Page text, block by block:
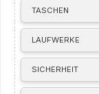
TASCHEN
LAUFWERKE
SICHERHEIT